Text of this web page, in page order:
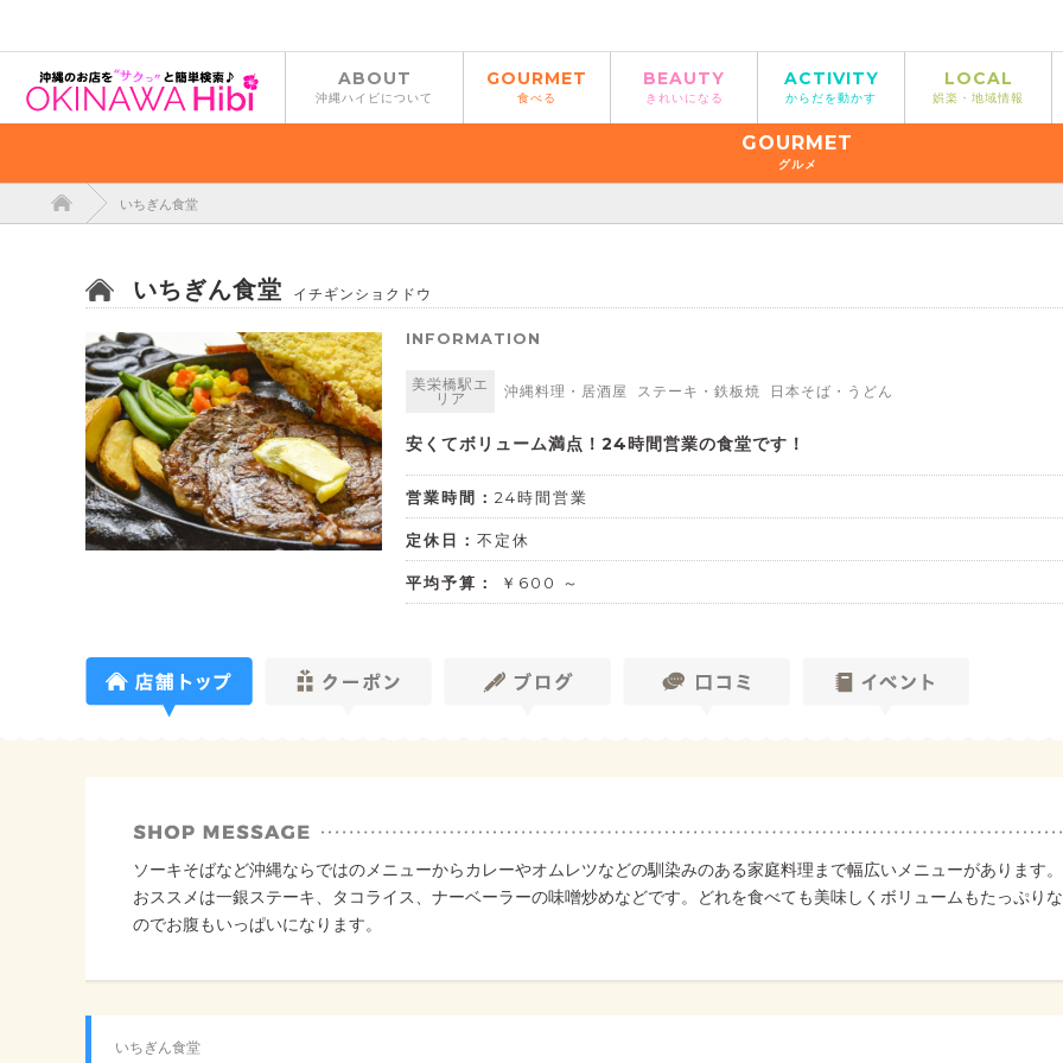
ABOUT
沖縄ハイビについて
GOURMET
食べる
BEAUTY
きれいになる
ACTIVITY
からだを動かす
LOCAL
娯楽・地域情報
GOURMET
グルメ
いちぎん食堂
いちぎん食堂 イチギンショクドウ
INFORMATION
美栄橋駅エ
リア
沖縄料理・居酒屋 ステーキ・鉄板焼 日本そば・うどん
安くてボリューム満点！24時間営業の食堂です！
営業時間： 24時間営業
定休日： 不定休
平均予算： ￥600 ～
ソーキそばなど沖縄ならではのメニューからカレーやオムレツなどの馴染みのある家庭料理まで幅広いメニューがあります。
おススメは一銀ステーキ、タコライス、ナーベーラーの味噌炒めなどです。どれを食べても美味しくボリュームもたっぷりな
のでお腹もいっぱいになります。
いちぎん食堂